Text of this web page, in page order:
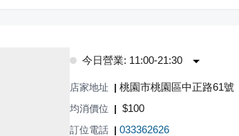
今日營業: 11:00-21:30
店家地址 | 桃園市桃園區中正路61號
均消價位 | $100
訂位電話 | 033362626